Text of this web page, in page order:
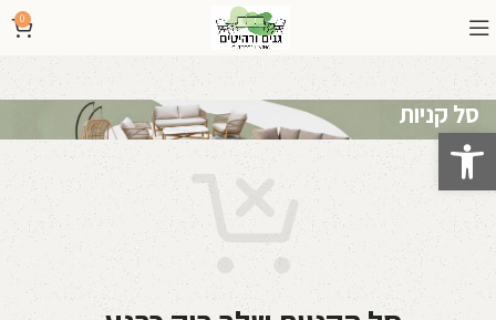
פתח סרגל נגישות
0
סל קניות